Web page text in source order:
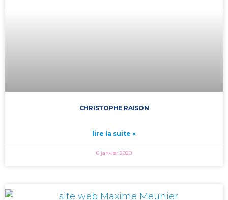
CHRISTOPHE RAISON
lire la suite »
6 janvier 2020